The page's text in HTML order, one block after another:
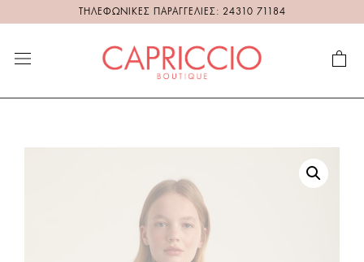
ΤΗΛΕΦΩΝΙΚΕΣ ΠΑΡΑΓΓΕΛΙΕΣ: 24310 71184